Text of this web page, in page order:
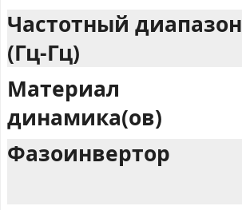
Частотный диапазон
(Гц-Гц)
Материал
динамика(ов)
Фазоинвертор